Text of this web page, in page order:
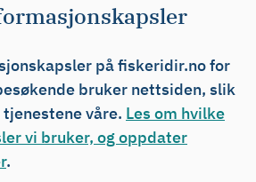
på fiskeridir.no for
bruker nettsiden, slik
våre. Les om hvilke
vi bruker, og oppdater
.